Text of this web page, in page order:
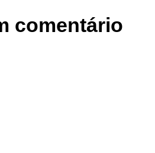
comentário